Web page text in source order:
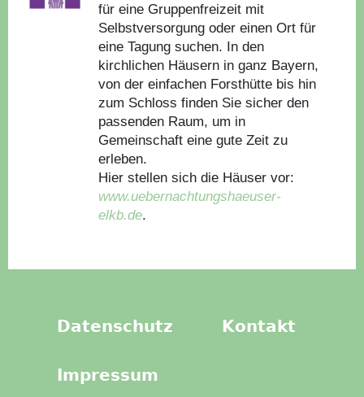
für eine Gruppenfreizeit mit
Selbstversorgung oder einen Ort für
eine Tagung suchen. In den
kirchlichen Häusern in ganz Bayern,
von der einfachen Forsthütte bis hin
zum Schloss finden Sie sicher den
passenden Raum, um in
Gemeinschaft eine gute Zeit zu
erleben.
Hier stellen sich die Häuser vor:
www.uebernachtungshaeuser-
elkb.de.
Datenschutz Kontakt
Impressum